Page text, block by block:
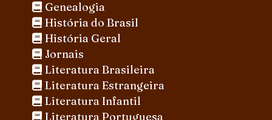
Genealogia
História do Brasil
História Geral
Jornais
Literatura Brasileira
Literatura Estrangeira
Literatura Infantil
Literatura Portuguesa